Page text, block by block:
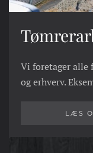
Vi foretager alle
og erhverv.
LÆS